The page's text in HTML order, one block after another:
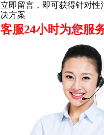
立即留言，即可获得针对性
决方案
客服24小时为您服